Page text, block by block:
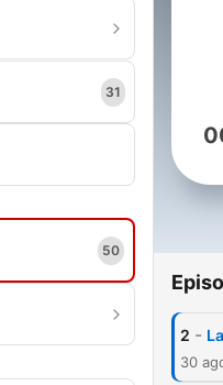
31
50
2 -
30